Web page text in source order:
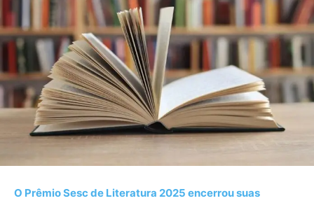
O Prêmio Sesc de Literatura 2025 encerrou suas